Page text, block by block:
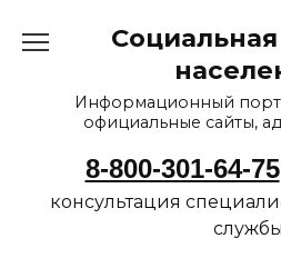
Информационный
официальные сайты,
8-800-301-64-75
консультация
службы